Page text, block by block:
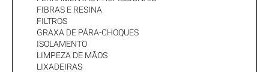
FIBRAS E RESINA
FILTROS
GRAXA DE PÁRA-CHOQUES
ISOLAMENTO
LIMPEZA DE MÃOS
LIXADEIRAS